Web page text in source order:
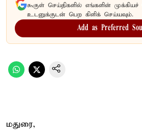
கூகுள் செய்திகளில் எங்களின்
உடனுக்குடன் பெற கிளிக் செய்யவும்.
Add as Preferred
மதுரை,